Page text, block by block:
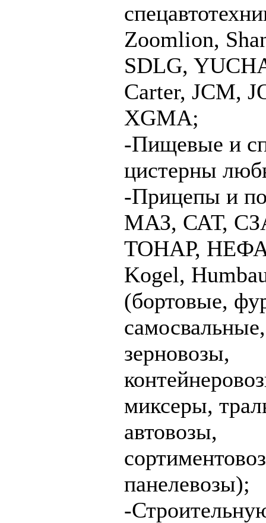
Zoomlion,
SDLG,
Carter, JCM,
XGMA;
-Пищевые и
цистерны
-Прицепы и
МАЗ, САТ,
ТОНАР,
Kogel,
(бортовые,
самосвальные,
зерновозы,
миксеры,
автовозы,
панелевозы);
-